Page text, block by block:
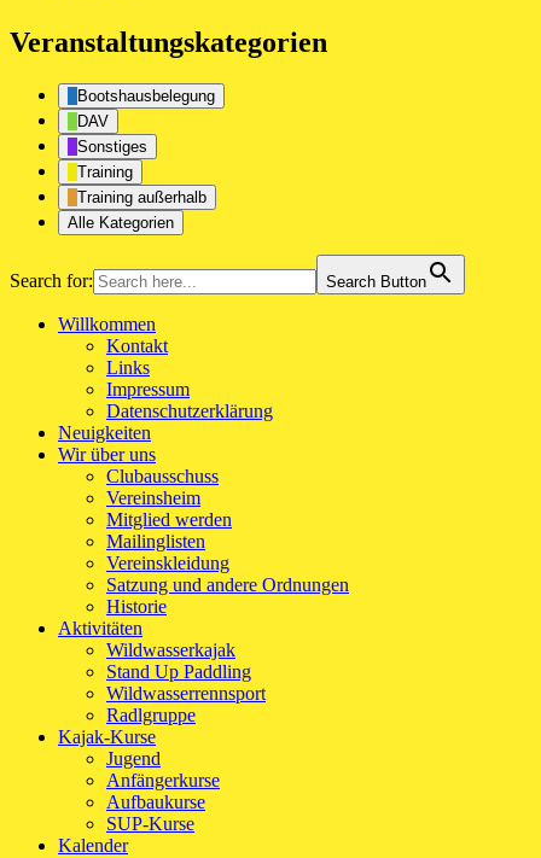
Veranstaltungskategorien
Bootshausbelegung
DAV
Sonstiges
Training
Training außerhalb
Alle Kategorien
Search for: Search Button
Willkommen
Kontakt
Links
Impressum
Datenschutzerklärung
Neuigkeiten
Wir über uns
Clubausschuss
Vereinsheim
Mitglied werden
Mailinglisten
Vereinskleidung
Satzung und andere Ordnungen
Historie
Aktivitäten
Wildwasserkajak
Stand Up Paddling
Wildwasserrennsport
Radlgruppe
Kajak-Kurse
Jugend
Anfängerkurse
Aufbaukurse
SUP-Kurse
Kalender